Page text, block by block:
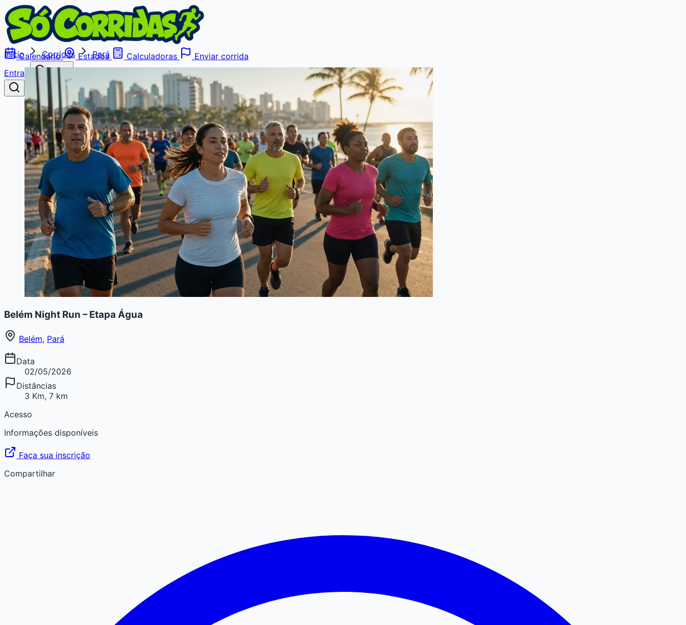
Calendário Estados Calculadoras
Enviar corrida
Entrar
Buscar
Início Corridas Pará
Belém Night Run – Etapa Água
Belém, Pará
Data
02/05/2026
Distâncias
3 Km, 7 km
Acesso
Informações disponíveis
Faça sua inscrição
Compartilhar